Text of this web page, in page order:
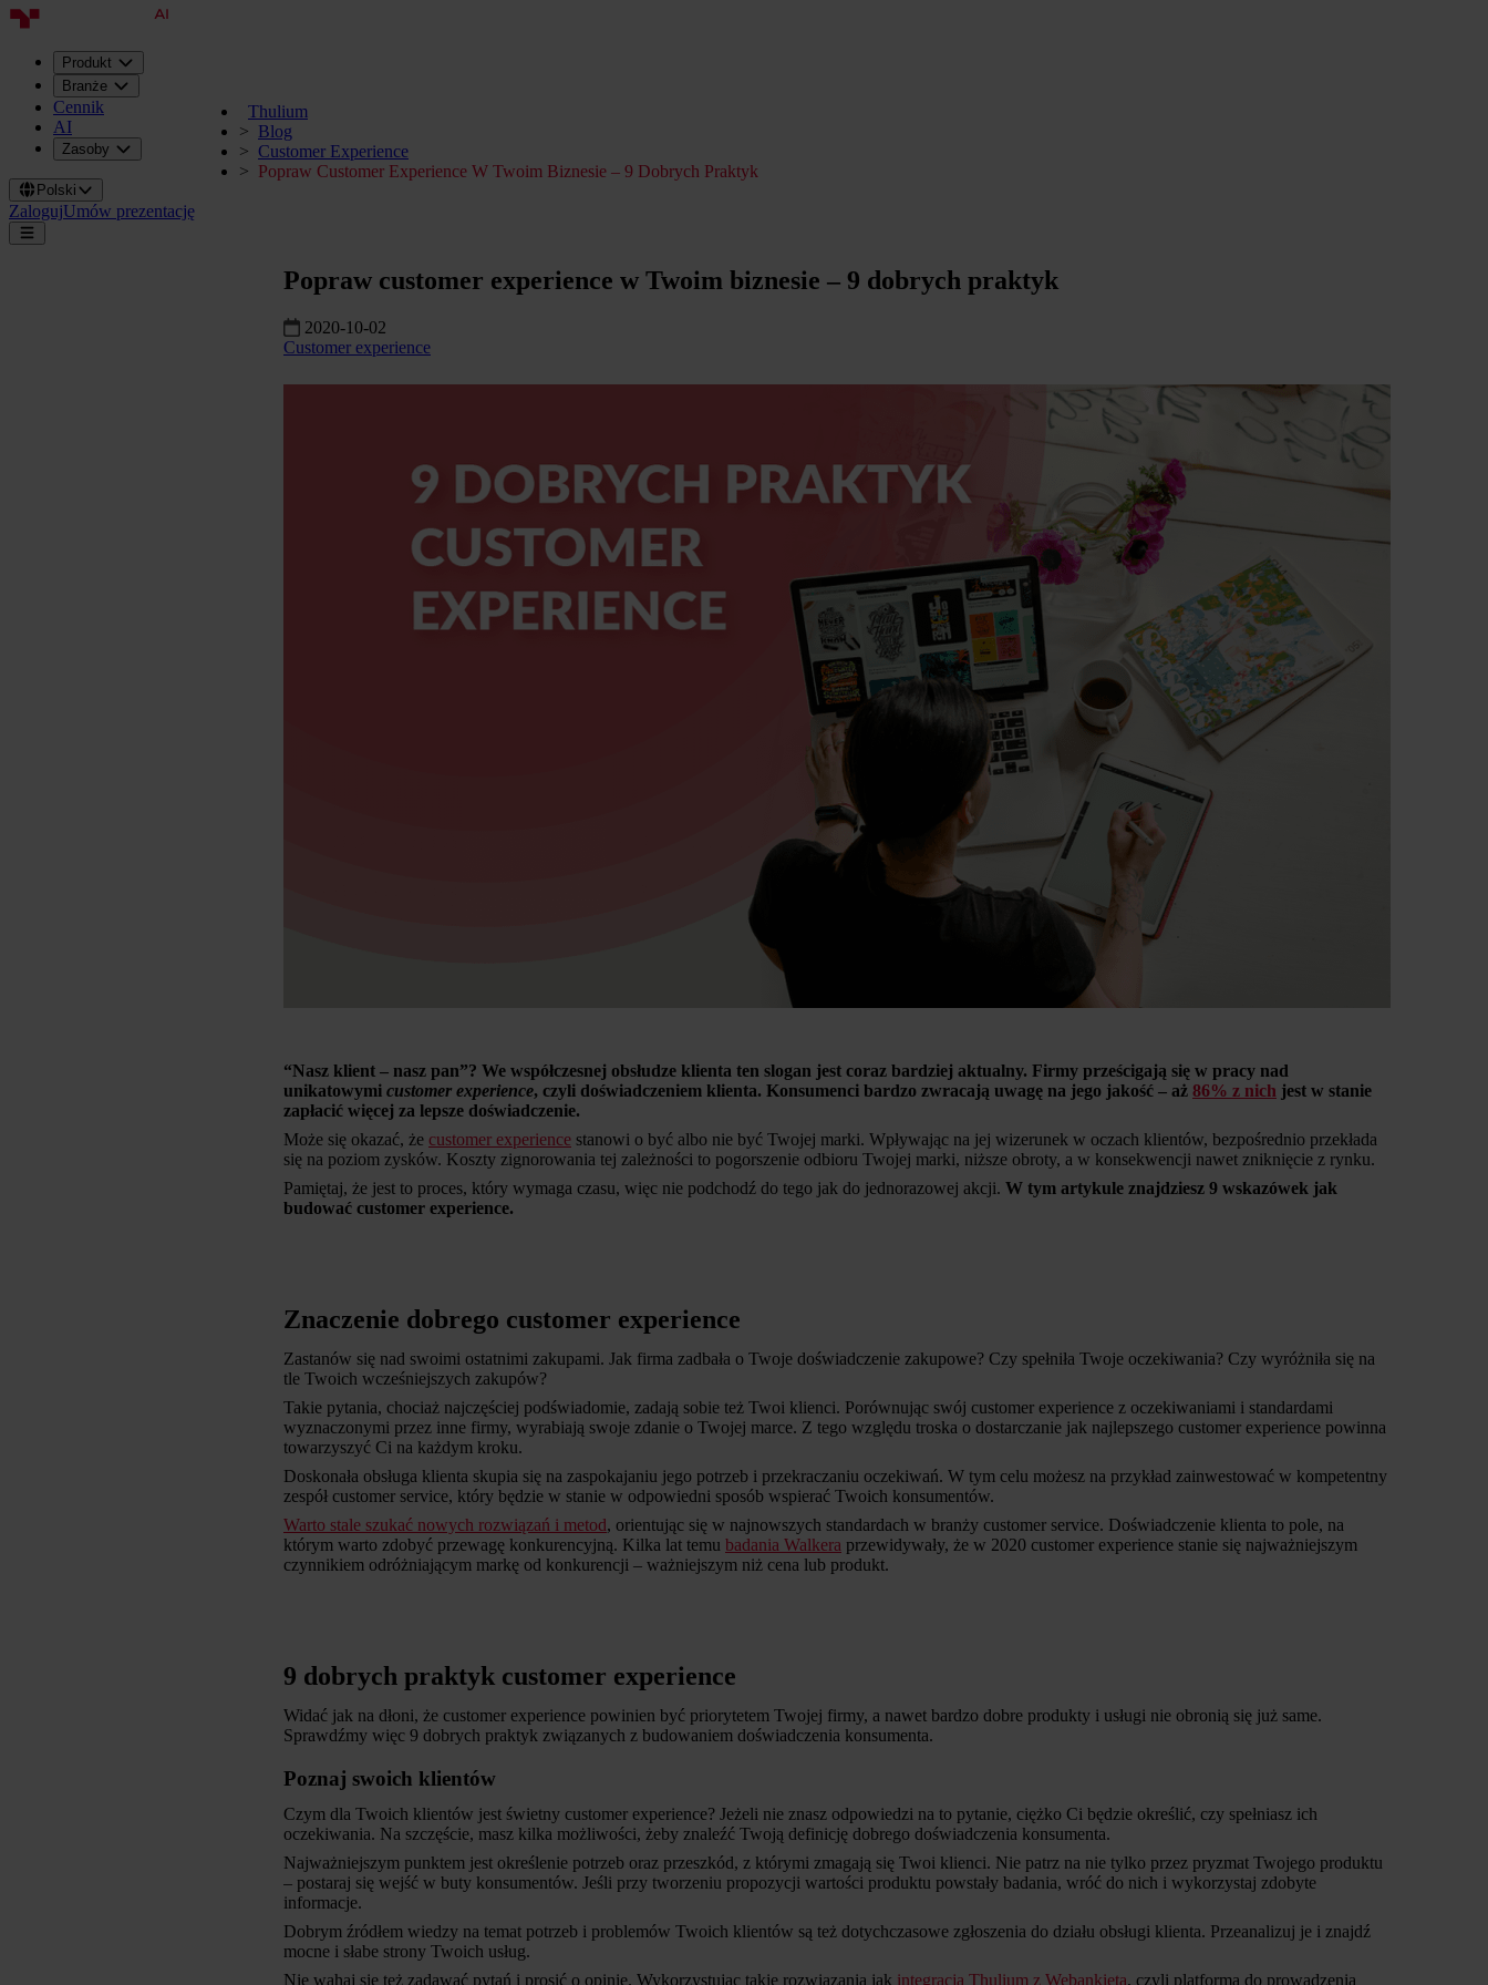
Produkt
Branże
Cennik
AI
Zasoby
Polski
ZalogujUmów prezentację
Thulium
Blog
Customer Experience
Popraw Customer Experience W Twoim Biznesie – 9 Dobrych Praktyk
Popraw customer experience w Twoim biznesie – 9 dobrych praktyk
2020-10-02
Customer experience
“Nasz klient – nasz pan”? We współczesnej obsłudze klienta ten slogan jest coraz bardziej aktualny. Firmy prześcigają się w pracy nad
unikatowymi customer experience, czyli doświadczeniem klienta. Konsumenci bardzo zwracają uwagę na jego jakość – aż 86% z nich jest w stanie
zapłacić więcej za lepsze doświadczenie.
Może się okazać, że customer experience stanowi o być albo nie być Twojej marki. Wpływając na jej wizerunek w oczach klientów, bezpośrednio przekłada
się na poziom zysków. Koszty zignorowania tej zależności to pogorszenie odbioru Twojej marki, niższe obroty, a w konsekwencji nawet zniknięcie z rynku.
Pamiętaj, że jest to proces, który wymaga czasu, więc nie podchodź do tego jak do jednorazowej akcji. W tym artykule znajdziesz 9 wskazówek jak
budować customer experience.
Znaczenie dobrego customer experience
Zastanów się nad swoimi ostatnimi zakupami. Jak firma zadbała o Twoje doświadczenie zakupowe? Czy spełniła Twoje oczekiwania? Czy wyróżniła się na
tle Twoich wcześniejszych zakupów?
Takie pytania, chociaż najczęściej podświadomie, zadają sobie też Twoi klienci. Porównując swój customer experience z oczekiwaniami i standardami
wyznaczonymi przez inne firmy, wyrabiają swoje zdanie o Twojej marce. Z tego względu troska o dostarczanie jak najlepszego customer experience powinna
towarzyszyć Ci na każdym kroku.
Doskonała obsługa klienta skupia się na zaspokajaniu jego potrzeb i przekraczaniu oczekiwań. W tym celu możesz na przykład zainwestować w kompetentny
zespół customer service, który będzie w stanie w odpowiedni sposób wspierać Twoich konsumentów.
Warto stale szukać nowych rozwiązań i metod, orientując się w najnowszych standardach w branży customer service. Doświadczenie klienta to pole, na
którym warto zdobyć przewagę konkurencyjną. Kilka lat temu badania Walkera przewidywały, że w 2020 customer experience stanie się najważniejszym
czynnikiem odróżniającym markę od konkurencji – ważniejszym niż cena lub produkt.
9 dobrych praktyk customer experience
Widać jak na dłoni, że customer experience powinien być priorytetem Twojej firmy, a nawet bardzo dobre produkty i usługi nie obronią się już same.
Sprawdźmy więc 9 dobrych praktyk związanych z budowaniem doświadczenia konsumenta.
Poznaj swoich klientów
Czym dla Twoich klientów jest świetny customer experience? Jeżeli nie znasz odpowiedzi na to pytanie, ciężko Ci będzie określić, czy spełniasz ich
oczekiwania. Na szczęście, masz kilka możliwości, żeby znaleźć Twoją definicję dobrego doświadczenia konsumenta.
Najważniejszym punktem jest określenie potrzeb oraz przeszkód, z którymi zmagają się Twoi klienci. Nie patrz na nie tylko przez pryzmat Twojego produktu
– postaraj się wejść w buty konsumentów. Jeśli przy tworzeniu propozycji wartości produktu powstały badania, wróć do nich i wykorzystaj zdobyte
informacje.
Dobrym źródłem wiedzy na temat potrzeb i problemów Twoich klientów są też dotychczasowe zgłoszenia do działu obsługi klienta. Przeanalizuj je i znajdź
mocne i słabe strony Twoich usług.
Nie wahaj się też zadawać pytań i prosić o opinię. Wykorzystując takie rozwiązania jak integracja Thulium z Webankietą, czyli platformą do prowadzenia